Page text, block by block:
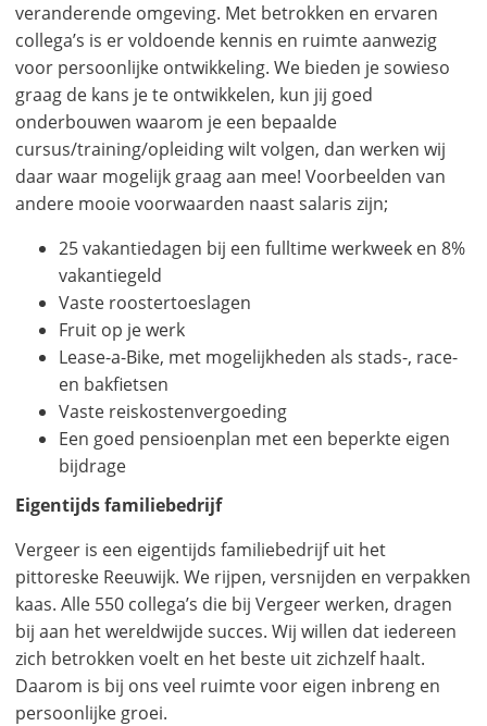
veranderende omgeving. Met betrokken en ervaren
collega’s is er voldoende kennis en ruimte aanwezig
voor persoonlijke ontwikkeling. We bieden je sowieso
graag de kans je te ontwikkelen, kun jij goed
onderbouwen waarom je een bepaalde
cursus/training/opleiding wilt volgen, dan werken wij
daar waar mogelijk graag aan mee! Voorbeelden van
andere mooie voorwaarden naast salaris zijn;
25 vakantiedagen bij een fulltime werkweek en 8%
vakantiegeld
Vaste roostertoeslagen
Fruit op je werk
Lease-a-Bike, met mogelijkheden als stads-, race-
en bakfietsen
Vaste reiskostenvergoeding
Een goed pensioenplan met een beperkte eigen
bijdrage
Eigentijds familiebedrijf
Vergeer is een eigentijds familiebedrijf uit het
pittoreske Reeuwijk. We rijpen, versnijden en verpakken
kaas. Alle 550 collega’s die bij Vergeer werken, dragen
bij aan het wereldwijde succes. Wij willen dat iedereen
zich betrokken voelt en het beste uit zichzelf haalt.
Daarom is bij ons veel ruimte voor eigen inbreng en
persoonlijke groei.